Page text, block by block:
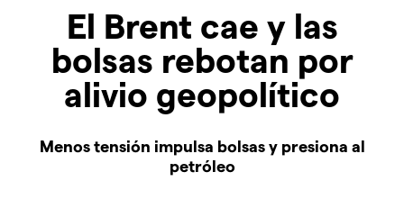
El Brent cae y las
bolsas rebotan por
alivio geopolítico
Menos tensión impulsa bolsas y presiona al
petróleo